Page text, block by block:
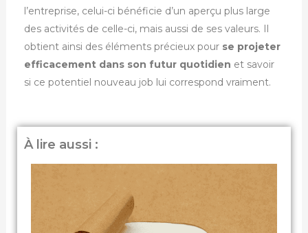
l’entreprise, celui-ci bénéficie d’un aperçu plus large
des activités de celle-ci, mais aussi de ses valeurs. Il
obtient ainsi des éléments précieux pour se projeter
efficacement dans son futur quotidien et savoir
si ce potentiel nouveau job lui correspond vraiment.
À lire aussi :